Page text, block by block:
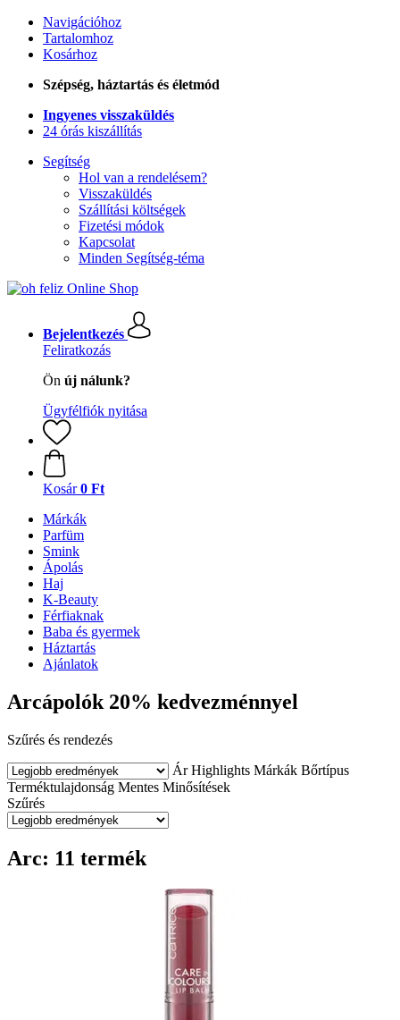
Navigációhoz
Tartalomhoz
Kosárhoz
Szépség, háztartás és életmód
Ingyenes visszaküldés
24 órás kiszállítás
Segítség
Hol van a rendelésem?
Visszaküldés
Szállítási költségek
Fizetési módok
Kapcsolat
Minden Segítség-téma
Bejelentkezés
Feliratkozás
Ön új nálunk?
Ügyfélfiók nyitása
Kosár 0 Ft
Márkák
Parfüm
Smink
Ápolás
Haj
K-Beauty
Férfiaknak
Baba és gyermek
Háztartás
Ajánlatok
Arcápolók 20% kedvezménnyel
Szűrés és rendezés
Ár Highlights Márkák Bőrtípus
Terméktulajdonság Mentes Minősítések
Szűrés
Arc: 11 termék